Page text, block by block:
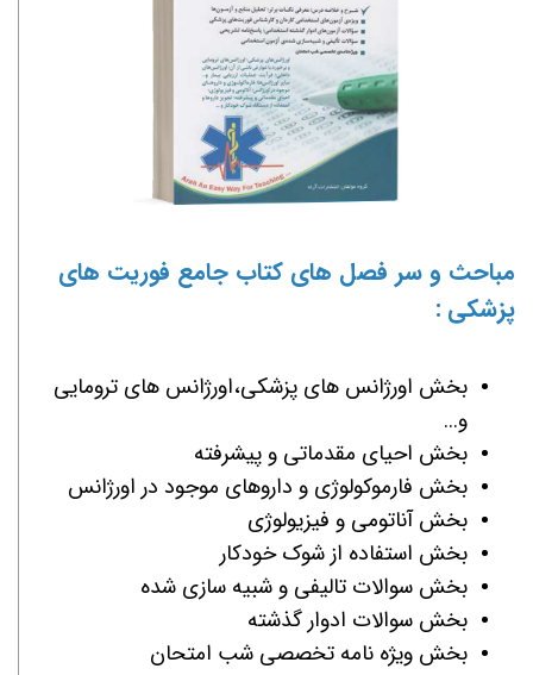
مباحث و سر فصل های کتاب جامع فوریت های
پزشکی :
بخش اورژانس های پزشکی،اورژانس های ترومایی
و...
بخش احیای مقدماتی و پیشرفته
بخش فارموکولوژی و داروهای موجود در اورژانس
بخش آناتومی و فیزیولوژی
بخش استفاده از شوک خودکار
بخش سوالات تالیفی و شبیه سازی شده
بخش سوالات ادوار گذشته
بخش ویژه نامه تخصصی شب امتحان